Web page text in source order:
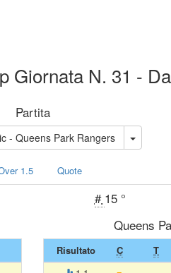
Giornata N. 31 -
Partita
Charlton Athletic - Queens Park Rangers
1.5 Quote
# 15 °
Queens
Risultato C T